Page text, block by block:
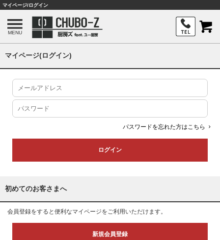
マイページ/ログイン
MENU
マイページ(ログイン)
パスワードを忘れた方はこちら
初めてのお客さまへ
会員登録をすると便利なマイページをご利用いただけます。
新規会員登録